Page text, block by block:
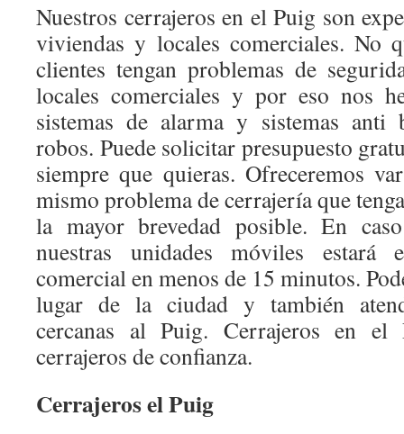
Nuestros cerrajeros en el Puig son
viviendas y locales comerciales. No
clientes tengan problemas de
locales comerciales y por eso nos
sistemas de alarma y sistemas anti
robos. Puede solicitar presupuesto
siempre que quieras. Ofreceremos
mismo problema de cerrajería que
la mayor brevedad posible. En
nuestras unidades móviles
comercial en menos de 15 minutos.
lugar de la ciudad y también
cercanas al Puig. Cerrajeros en
cerrajeros de confianza.
Cerrajeros el Puig